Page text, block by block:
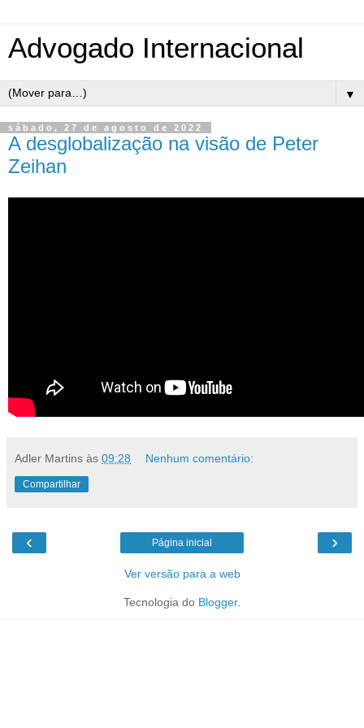
Advogado Internacional
▼
sábado, 27 de agosto de 2022
A desglobalização na visão de Peter
Zeihan
Adler Martins às 09:28 Nenhum comentário:
Compartilhar
‹ ›
Página inicial
Ver versão para a web
Tecnologia do Blogger.